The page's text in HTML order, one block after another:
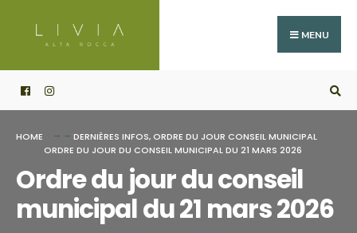
MENU
HOME DERNIÈRES INFOS,ORDRE DU JOUR CONSEIL MUNICIPAL
ORDRE DU JOUR DU CONSEIL MUNICIPAL DU 21 MARS 2026
Ordre du jour du conseil
municipal du 21 mars 2026
for: